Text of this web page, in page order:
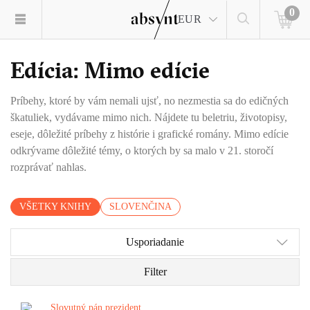
EUR
0
Edícia: Mimo edície
Príbehy, ktoré by vám nemali ujsť, no nezmestia sa do edičných
škatuliek, vydávame mimo nich. Nájdete tu beletriu, životopisy,
eseje, dôležité príbehy z histórie i grafické romány. Mimo edície
odkrývame dôležité témy, o ktorých by sa malo v 21. storočí
rozprávať nahlas.
VŠETKY KNIHY SLOVENČINA
Usporiadanie
Filter